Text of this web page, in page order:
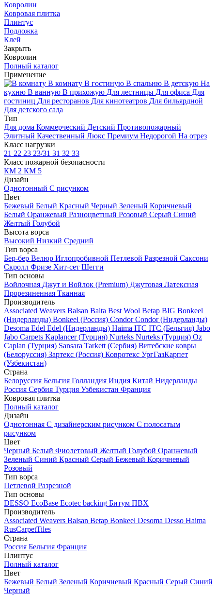
Ковролин
Ковровая плитка
Плинтус
Подложка
Клей
Закрыть
Ковролин
Полный каталог
Применение
В комнату В гостиную В спальню В детскую На
кухню В ванную В прихожую Для лестницы Для офиса Для
гостиниц Для ресторанов Для кинотеатров Для бильярдной
Для детского сада
Тип
Для дома Коммерческий Детский Противопожарный
Элитный Качественный Люкс Премиум Недорогой На отрез
Класс нагрузки
21 22 23 23/31 31 32 33
Класс пожарной безопасности
КМ 2 КМ 5
Дизайн
Однотонный С рисунком
Цвет
Бежевый Белый Красный Черный Зеленый Коричневый
Белый Оранжевый Разноцветный Розовый Серый Синий
Желтый Голубой
Высота ворса
Высокий Низкий Средний
Тип ворса
Бер-бер Велюр Иглопробивной Петлевой Разрезной Саксони
Скролл Фризе Хит-сет Шегги
Тип основы
Войлочная Джут и Войлок (Premium) Джутовая Латексная
Прорезиненная Тканная
Производитель
Associated Weavers Balsan Balta Best Wool Betap BIG Bonkeel
(Нидерланды) Bonkeel (Россия) Condor Condor (Нидерланды)
Desoma Edel Edel (Нидерланды) Haima ITC ITC (Бельгия) Jabo
Jabo Carpets Kaplancer (Турция) Nurteks Nurteks (Турция) Oz
Caplan (Турция) Sansara Tarkett (Сербия) Витебские ковры
(Белоруссия) Зартекс (Россия) Ковротекс УргГазКарпет
(Узбекистан)
Страна
Белоруссия Бельгия Голландия Индия Китай Нидерланды
Россия Сербия Турция Узбекистан Франция
Ковровая плитка
Полный каталог
Дизайн
Однотонная С дизайнерским рисунком С полосатым
рисунком
Цвет
Черный Белый Фиолетовый Желтый Голубой Оранжевый
Зеленый Синий Красный Серый Бежевый Коричневый
Розовый
Тип ворса
Петлевой Разрезной
Тип основы
DESSO EcoBase Ecotec backing Битум ПВХ
Производитель
Associated Weavers Balsan Betap Bonkeel Desoma Desso Haima
RusCarpetTiles
Страна
Россия Бельгия Франция
Плинтус
Полный каталог
Цвет
Бежевый Белый Зеленый Коричневый Красный Серый Синий
Черный